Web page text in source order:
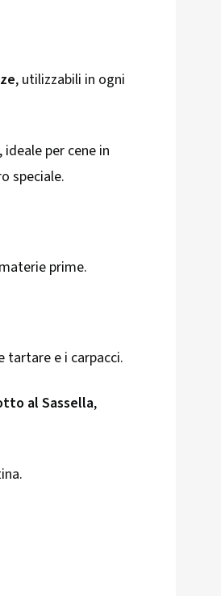
, utilizzabili in ogni
, ideale per cene in
speciale.
prime.
tartare e i carpacci.
al Sassella,